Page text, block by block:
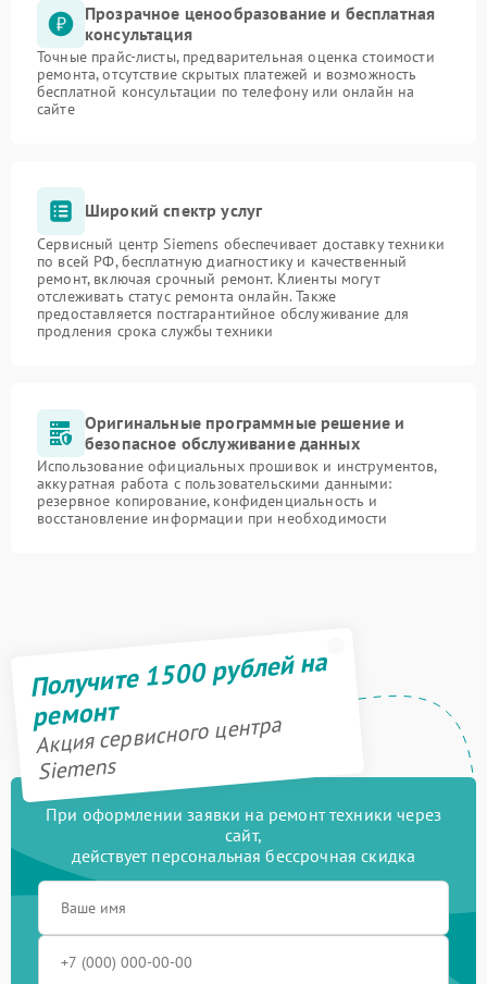
Прозрачное ценообразование и бесплатная
консультация
Точные прайс-листы, предварительная оценка стоимости
ремонта, отсутствие скрытых платежей и возможность
бесплатной консультации по телефону или онлайн на
сайте
Широкий спектр услуг
Сервисный центр Siemens обеспечивает доставку техники
по всей РФ, бесплатную диагностику и качественный
ремонт, включая срочный ремонт. Клиенты могут
отслеживать статус ремонта онлайн. Также
предоставляется постгарантийное обслуживание для
продления срока службы техники
Оригинальные программные решение и
безопасное обслуживание данных
Использование официальных прошивок и инструментов,
аккуратная работа с пользовательскими данными:
резервное копирование, конфиденциальность и
восстановление информации при необходимости
Получите 1500 рублей на
ремонт
Акция сервисного центра
Siemens
При оформлении заявки на ремонт техники через
сайт,
действует персональная бессрочная скидка